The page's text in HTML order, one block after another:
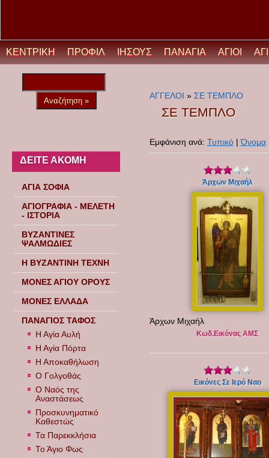
ΚΕΝΤΡΙΚΗ ΠΡΟΦΙΛ ΙΗΣΟΥΣ ΠΑΝΑΓΙΑ ΑΓΙΟΙ
ΔΕΙΤΕ ΑΚΟΜΗ
ΑΓΙΑ ΣΟΦΙΑ
ΑΓΙΟΓΡΑΦΙΑ - ΜΕΛΕΤΗ
- ΙΣΤΟΡΙΑ
ΒΥΖΑΝΤΙΝΕΣ
ΨΑΛΜΩΔΙΕΣ
Η ΒΥΖΑΝΤΙΝΗ ΤΕΧΝΗ
ΜΟΝΕΣ ΑΓΙΟΥ ΟΡΟΥΣ
ΜΟΝΕΣ ΕΛΛΑΔΑ
ΠΑΝΑΓΙΟΣ ΤΑΦΟΣ
Η Αγία Αυλή
Η Αγία Πόρτα
Η Αποκαθήλωση
Ο Γολγοθάς
Ο Ναός της
Αναστάσεως
Προσκυνηματικό
Καθεστώς
Τα Παρεκκλήσια
Το Άγιο Φως
ΣΕ ΤΕΜΠΛΟ
ΑΓΓΕΛΟΙ » ΣΕ ΤΕΜΠΛΟ
Εμφάνιση ανά: Τυπικό Όνομα
Άρχων Μιχαήλ
Άρχων Μιχαήλ
Κωδ.Εικόνας ΑΜΣ
Εικόνες Σε Ιερό Ναο